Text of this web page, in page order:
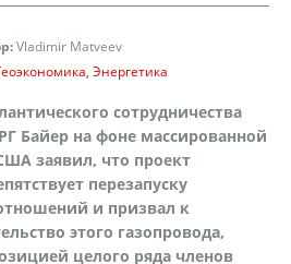
Vladimir Matveev
Энергетика
сотрудничества
Байер на фоне массированной
заявил, что проект
перезапуску
и призвал к
этого газопровода,
целого ряда членов